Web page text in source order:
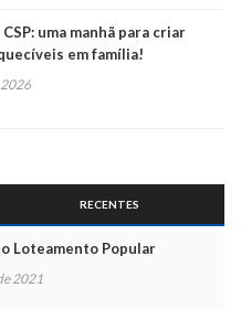
uma manhã para criar
em família!
2026
RECENTES
Loteamento Popular
2021